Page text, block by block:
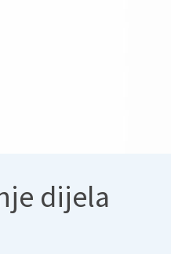
dijela